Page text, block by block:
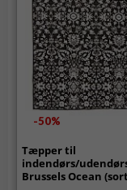
-50%
Tæpper til
indendørs/
Brussels Ocean